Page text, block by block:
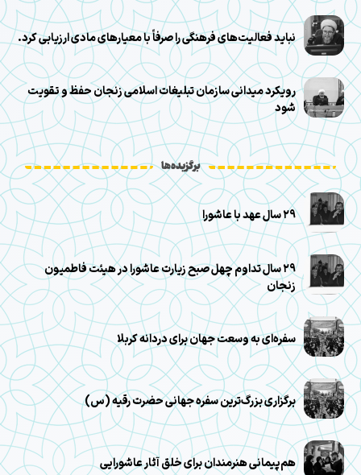
نباید فعالیت‌های فرهنگی را صرفاً با معیارهای مادی ارزیابی کرد.
رویکرد میدانی سازمان تبلیغات اسلامی زنجان حفظ و تقویت
شود
برگزیده‌ها
۲۹ سال عهد با عاشورا
۲۹ سال تداوم چهل صبح زیارت عاشورا در هیئت فاطمیون
زنجان
سفره‌ای به وسعت جهان برای دردانه کربلا
برگزاری بزرگ‌ترین سفره جهانی حضرت رقیه (س)
هم‌پیمانی هنرمندان برای خلق آثار عاشورایی